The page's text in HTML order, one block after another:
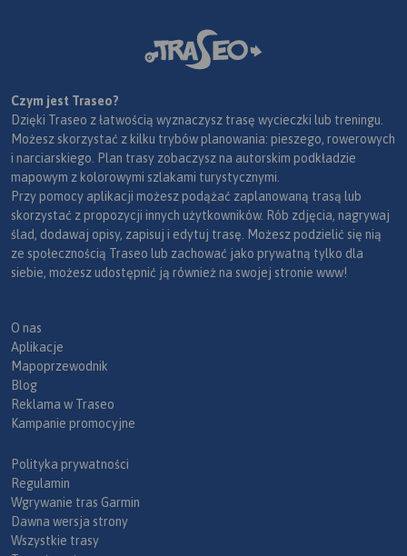
Czym jest Traseo?
Dzięki Traseo z łatwością wyznaczysz trasę wycieczki lub treningu.
Możesz skorzystać z kilku trybów planowania: pieszego, rowerowych
i narciarskiego. Plan trasy zobaczysz na autorskim podkładzie
mapowym z kolorowymi szlakami turystycznymi.
Przy pomocy aplikacji możesz podążać zaplanowaną trasą lub
skorzystać z propozycji innych użytkowników. Rób zdjęcia, nagrywaj
ślad, dodawaj opisy, zapisuj i edytuj trasę. Możesz podzielić się nią
ze społecznością Traseo lub zachować jako prywatną tylko dla
siebie, możesz udostępnić ją również na swojej stronie www!
O nas
Aplikacje
Mapoprzewodnik
Blog
Reklama w Traseo
Kampanie promocyjne
Polityka prywatności
Regulamin
Wgrywanie tras Garmin
Dawna wersja strony
Wszystkie trasy